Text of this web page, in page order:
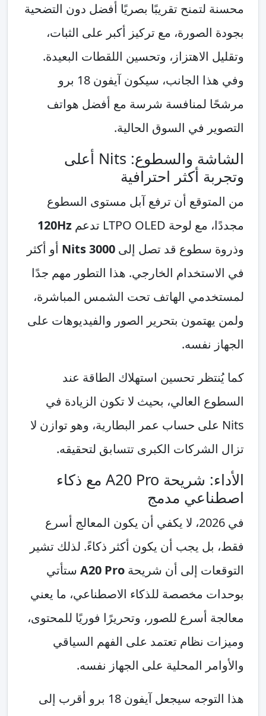
محسنة لتمنح تقريبًا بصريًا أفضل دون التضحية
بجودة الصورة، مع تركيز أكبر على الثبات،
وتقليل الاهتزاز، وتحسين اللقطات البعيدة.
وفي هذا الجانب، سيكون آيفون 18 برو
مرشحًا لمنافسة شرسة مع أفضل هواتف
التصوير في السوق الحالية.
الشاشة والسطوع: Nits أعلى
وتجربة أكثر احترافية
من المتوقع أن ترفع آبل مستوى السطوع
مجددًا، مع لوحة LTPO OLED تدعم
120Hz
وذروة سطوع قد تصل إلى 3000 Nits
أو أكثر
في الاستخدام الخارجي. هذا التطور مهم جدًا
لمستخدمي الهاتف تحت الشمس المباشرة،
ولمن يهتمون بتحرير الصور والفيديوهات على
الجهاز نفسه.
كما يُنتظر تحسين استهلاك الطاقة عند
السطوع العالي، بحيث لا تكون الزيادة في
Nits على حساب عمر البطارية، وهو توازن لا
تزال الشركات الكبرى تتسابق لتحقيقه.
الأداء: شريحة A20 Pro مع ذكاء
اصطناعي مدمج
في 2026، لا يكفي أن يكون المعالج أسرع
فقط، بل يجب أن يكون أكثر ذكاءً. لذلك تشير
التوقعات إلى أن شريحة A20 Pro ستأتي
بوحدات مخصصة للذكاء الاصطناعي، ما يعني
معالجة أسرع للصور، وتحريرًا فوريًا للمحتوى،
وميزات نظام تعتمد على الفهم السياقي
والأوامر المحلية على الجهاز نفسه.
هذا التوجه سيجعل آيفون 18 برو أقرب إلى